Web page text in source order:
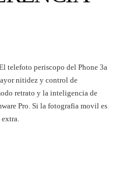
telefoto periscopo del Phone 3a
nitidez y control de
retrato y la inteligencia de
Pro. Si la fotografia movil es